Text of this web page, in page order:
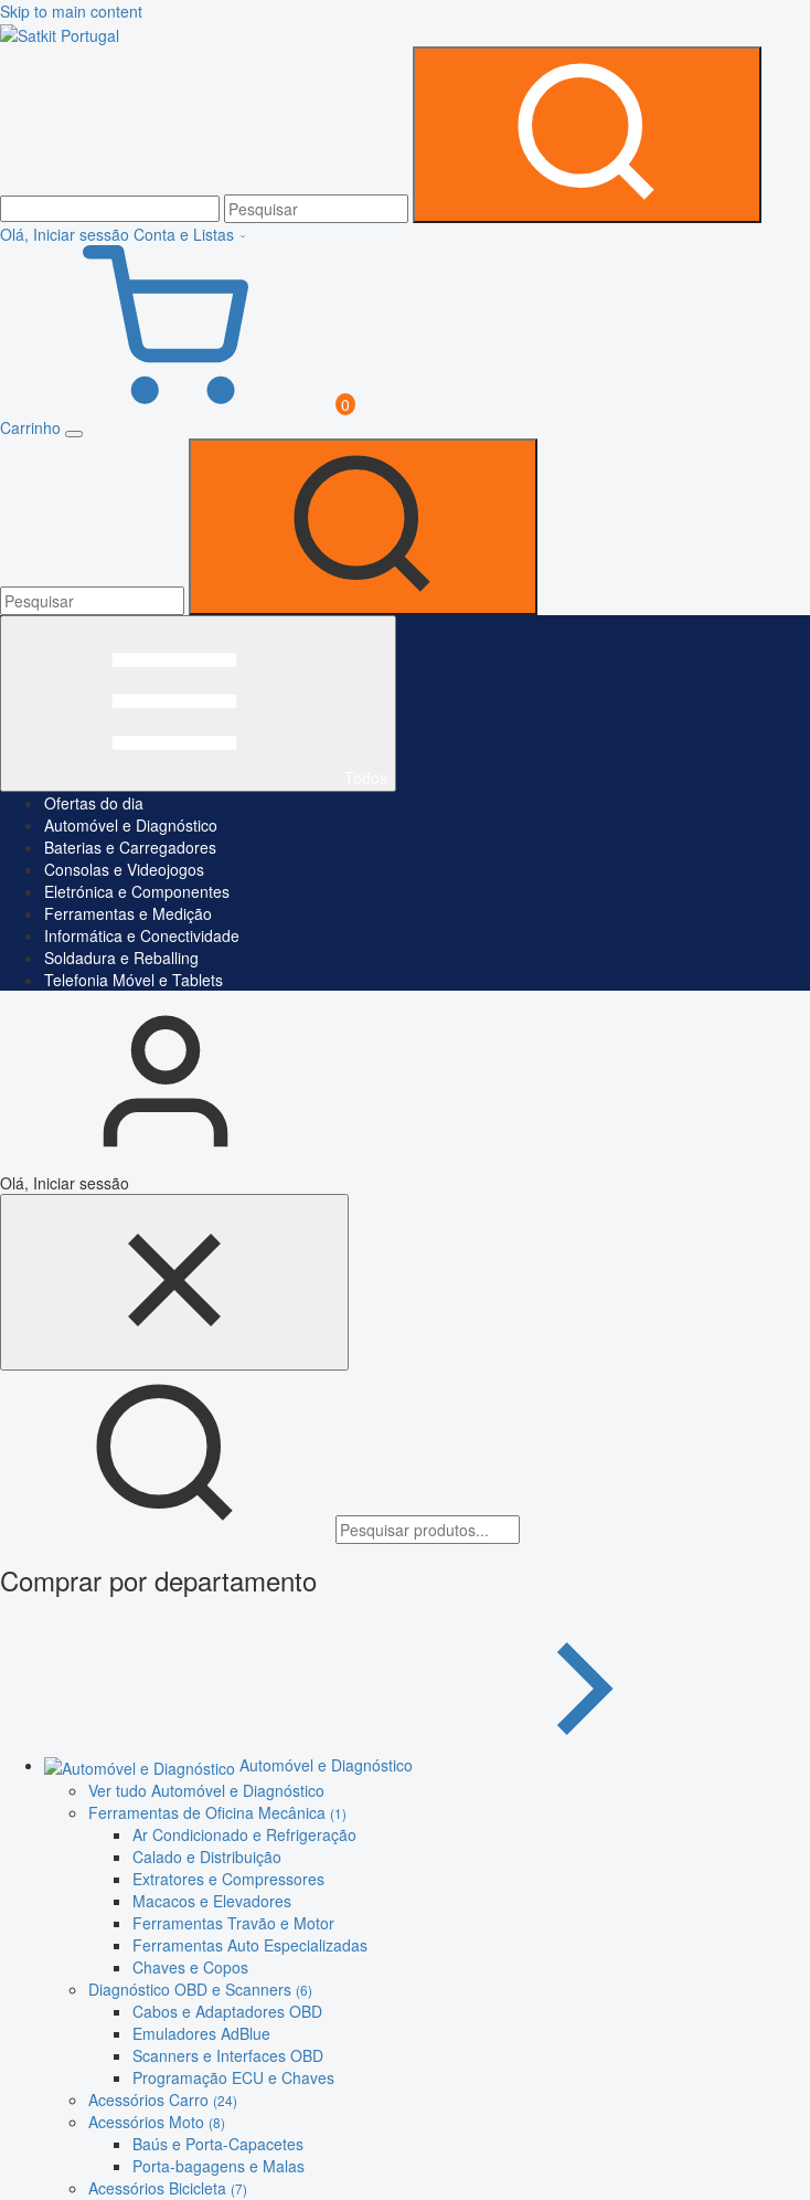
Skip to main content
Olá, Iniciar sessão Conta e Listas
0
Carrinho
Ofertas do dia
Automóvel e Diagnóstico
Baterias e Carregadores
Consolas e Videojogos
Eletrónica e Componentes
Ferramentas e Medição
Informática e Conectividade
Soldadura e Reballing
Telefonia Móvel e Tablets
Olá, Iniciar sessão
Comprar por departamento
Automóvel e Diagnóstico
Ver tudo Automóvel e Diagnóstico
Ferramentas de Oficina Mecânica (1)
Ar Condicionado e Refrigeração
Calado e Distribuição
Extratores e Compressores
Macacos e Elevadores
Ferramentas Travão e Motor
Ferramentas Auto Especializadas
Chaves e Copos
Diagnóstico OBD e Scanners (6)
Cabos e Adaptadores OBD
Emuladores AdBlue
Scanners e Interfaces OBD
Programação ECU e Chaves
Acessórios Carro (24)
Acessórios Moto (8)
Baús e Porta-Capacetes
Porta-bagagens e Malas
Acessórios Bicicleta (7)